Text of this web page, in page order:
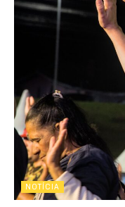
NOTÍCIA